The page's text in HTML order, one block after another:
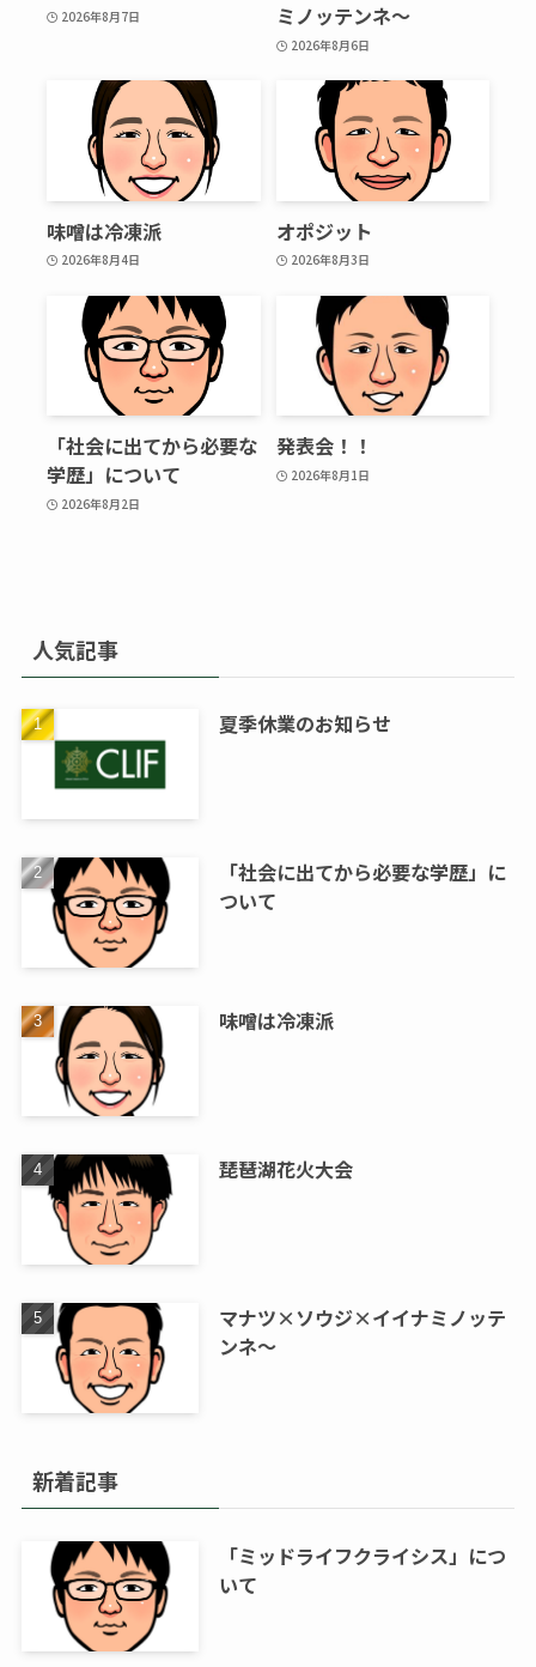
2026年8月7日
ミノッテンネ～
2026年8月6日
味噌は冷凍派
2026年8月4日
オポジット
2026年8月3日
「社会に出てから必要な
学歴」について
2026年8月2日
発表会！！
2026年8月1日
人気記事
夏季休業のお知らせ
「社会に出てから必要な学歴」に
ついて
味噌は冷凍派
琵琶湖花火大会
マナツ×ソウジ×イイナミノッテ
ンネ～
新着記事
「ミッドライフクライシス」につ
いて